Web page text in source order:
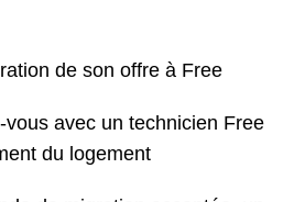
de son offre à Free
vous avec un technicien Free
du logement